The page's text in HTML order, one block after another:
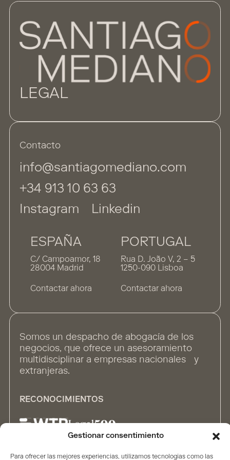
Gestionar consentimiento
Para ofrecer las mejores experiencias, utilizamos tecnologías como las
exponen a
Webinar |
Contacto
info@santiagomediano.com
+34 913 10 63 63
Instagram
Linkedin
ESPAÑA
C/ Campoamor, 18
28004 Madrid
Contactar ahora
PORTUGAL
Rua D. João V, 2 – 5
1250-090 Lisboa
Contactar ahora
LEGAL
Somos un despacho de abogacía de los
negocios, que ofrece un asesoramiento
multidisciplinar a empresas nacionales y
extranjeras.
RECONOCIMIENTOS